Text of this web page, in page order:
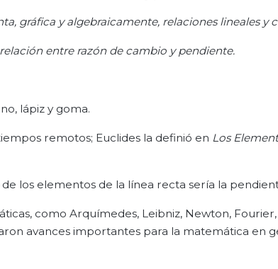
gráfica y algebraicamente, relaciones lineales y
entre razón de cambio y pendiente.
lápiz y goma.
remotos; Euclides la definió en Los
los elementos de la línea recta sería la
como Arquímedes, Leibniz, Newton, Fourier,
avances importantes para la matemática en